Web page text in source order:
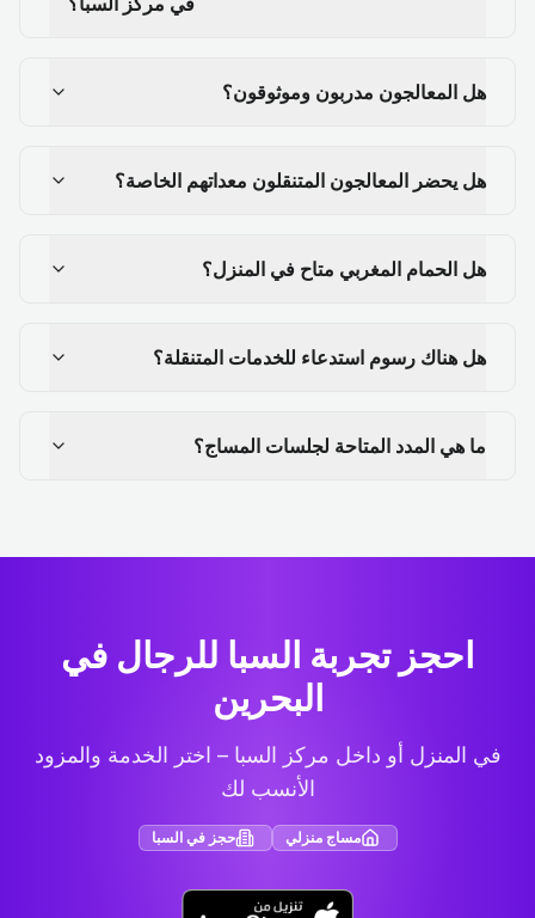
هل المعالجون مدربون وموثوقون؟
هل يحضر المعالجون المتنقلون معداتهم الخاصة؟
هل الحمام المغربي متاح في المنزل؟
هل هناك رسوم استدعاء للخدمات المتنقلة؟
ما هي المدد المتاحة لجلسات المساج؟
احجز تجربة السبا للرجال في
البحرين
في المنزل أو داخل مركز السبا – اختر الخدمة والمزود
الأنسب لك
مساج منزلي حجز في السبا